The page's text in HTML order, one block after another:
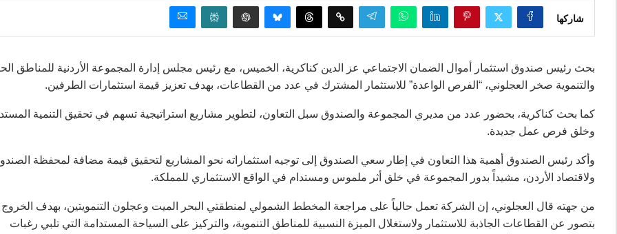
شاركها
بحث رئيس صندوق استثمار أموال الضمان الاجتماعي عز الدين كناكرية، الخميس، مع رئيس مجلس إدارة المجموعة الأردنية للمناطق
والتنموية صخر العجلوني، “الفرص الواعدة” للاستثمار المشترك في عدد من القطاعات، بهدف تعزيز قيمة استثمارات الطرفين.
كما بحث كناكرية، بحضور عدد من مديري المجموعة والصندوق سبل التعاون، لتطوير مشاريع استراتيجية تسهم في تحقيق التنمية
وخلق فرص عمل جديدة.
وأكد رئيس الصندوق أهمية هذا التعاون في إطار سعي الصندوق إلى توجيه استثماراته نحو المشاريع لتحقيق قيمة مضافة لمحفظة
ولاقتصاد الأردن، مشيداً بدور المجموعة في خلق أثر ملموس ومستدام في الواقع الاستثماري للمملكة.
من جهته قال العجلوني، إن الشركة تعمل حالياً على مراجعة المخطط الشمولي لمنطقتي البحر الميت وعجلون التنمويتين، بهدف الخروج
بتصور عن القطاعات الجاذبة للاستثمار ولاستغلال الميزة النسبية للمناطق التنموية، والتركيز على السياحة المستدامة التي تلبي رغبات